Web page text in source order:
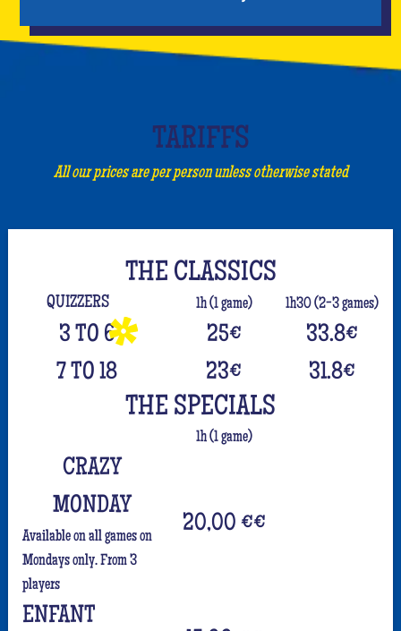
TARIFFS
All our prices are per person unless otherwise stated
THE CLASSICS
QUIZZERS 1h (1 game) 1h30 (2-3 games)
3 TO 6 25€ 33.8€
7 TO 18
23€ 31.8€
THE SPECIALS
1h (1 game)
CRAZY
MONDAY
Available on all games on
Mondays only. From 3
players
20,00 €€
ENFANT